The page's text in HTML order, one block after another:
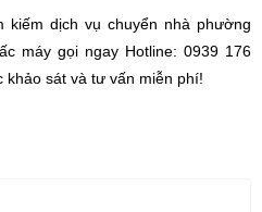
dịch vụ chuyển nhà phường
máy gọi ngay Hotline: 0939 176
sát và tư vấn miễn phí!